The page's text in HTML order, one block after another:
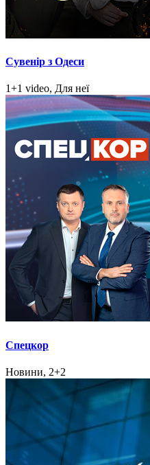
Сувенір з Одеси
1+1 video, Для неї
Спецкор
Новини, 2+2